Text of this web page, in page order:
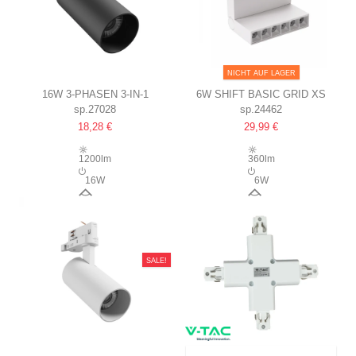
16W 3-PHASEN 3-IN-1
SCHIENENSPOT
25°, CCT, SCHWARZ
sp.27028
18,28 €
1200lm
16W
NICHT AUF LAGER
6W SHIFT BASIC GRID XS
VERSTELLBARE LINEARE
LEUCHTE
11CM, 2700K, WEISS
sp.24462
29,99 €
360lm
6W
SALE!